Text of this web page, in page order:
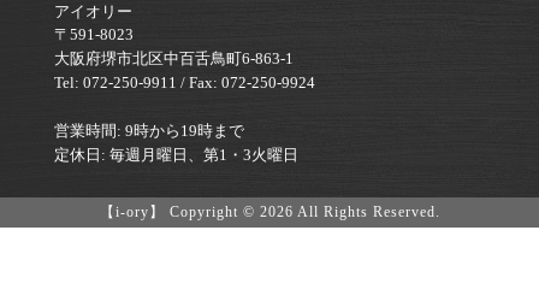
アイオリー
〒591-8023
大阪府堺市北区中百舌鳥町6-863-1
Tel: 072-250-9911 / Fax: 072-250-9924
営業時間: 9時から19時まで
定休日: 毎週月曜日、第1・3火曜日
【i-ory】 Copyright © 2026 All Rights Reserved.